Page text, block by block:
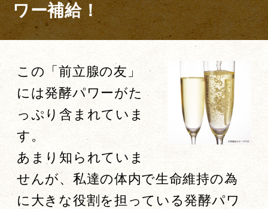
ワー補給！
この「前立腺の友」
には発酵パワーがた
っぷり含まれていま
す。
あまり知られていま
せんが、私達の体内で生命維持の為
に大きな役割を担っている発酵パワ